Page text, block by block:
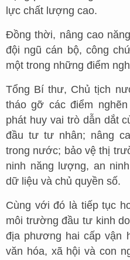
lực chất lượng cao.
Đồng thời, nâng cao
đội ngũ cán bộ, công
một trong những điểm
Tổng Bí thư, Chủ tịch
tháo gỡ các điểm
phát huy vai trò dẫn dắt
đầu tư tư nhân; nâng
trong nước; bảo vệ thị
ninh năng lượng, an
dữ liệu và chủ quyền số.
Cùng với đó là tiếp tục
môi trường đầu tư kinh
địa phương hai cấp vận
văn hóa, xã hội và con